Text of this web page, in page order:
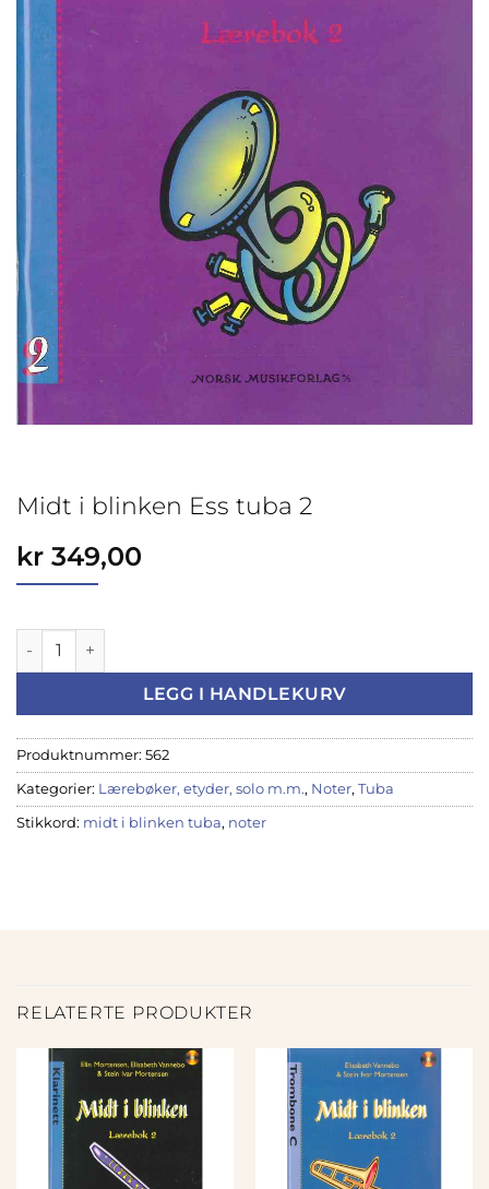
Midt i blinken Ess tuba 2
kr 349,00
Midt i blinken Ess tuba 2 antall
LEGG I HANDLEKURV
Produktnummer: 562
Kategorier: Lærebøker, etyder, solo m.m., Noter, Tuba
Stikkord: midt i blinken tuba, noter
RELATERTE PRODUKTER